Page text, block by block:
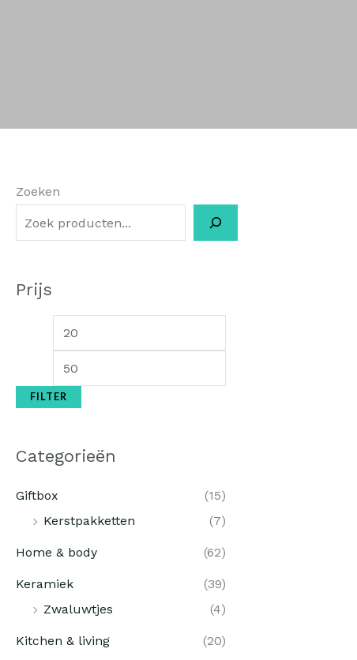
Zoeken
Prijs
FILTER
Categorieën
Giftbox
(15)
Kerstpakketten
(7)
Home & body (62)
Keramiek
(39)
Zwaluwtjes
(4)
Kitchen & living (20)